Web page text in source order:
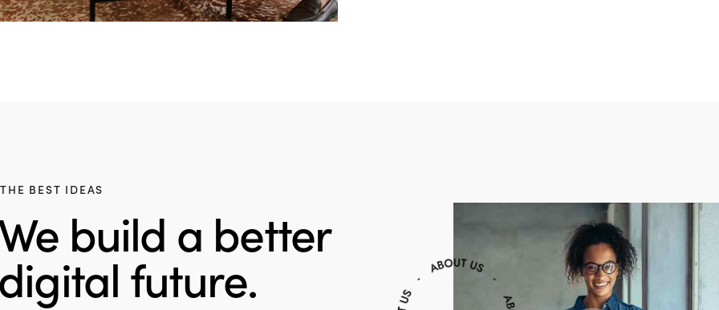
THE BEST IDEAS
build a better
future.